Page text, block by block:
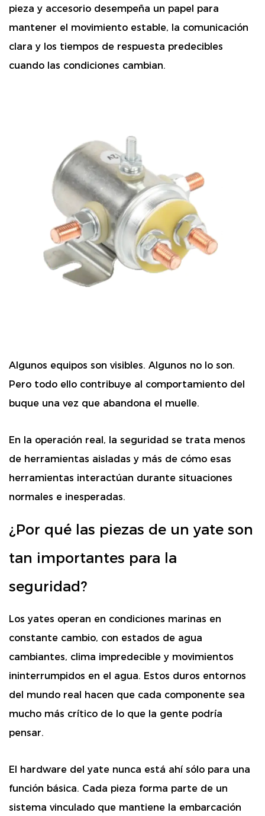
pieza y accesorio desempeña un papel para
mantener el movimiento estable, la comunicación
clara y los tiempos de respuesta predecibles
cuando las condiciones cambian.
Algunos equipos son visibles. Algunos no lo son.
Pero todo ello contribuye al comportamiento del
buque una vez que abandona el muelle.
En la operación real, la seguridad se trata menos
de herramientas aisladas y más de cómo esas
herramientas interactúan durante situaciones
normales e inesperadas.
¿Por qué las piezas de un yate son
tan importantes para la
seguridad?
Los yates operan en condiciones marinas en
constante cambio, con estados de agua
cambiantes, clima impredecible y movimientos
ininterrumpidos en el agua. Estos duros entornos
del mundo real hacen que cada componente sea
mucho más crítico de lo que la gente podría
pensar.
El hardware del yate nunca está ahí sólo para una
función básica. Cada pieza forma parte de un
sistema vinculado que mantiene la embarcación